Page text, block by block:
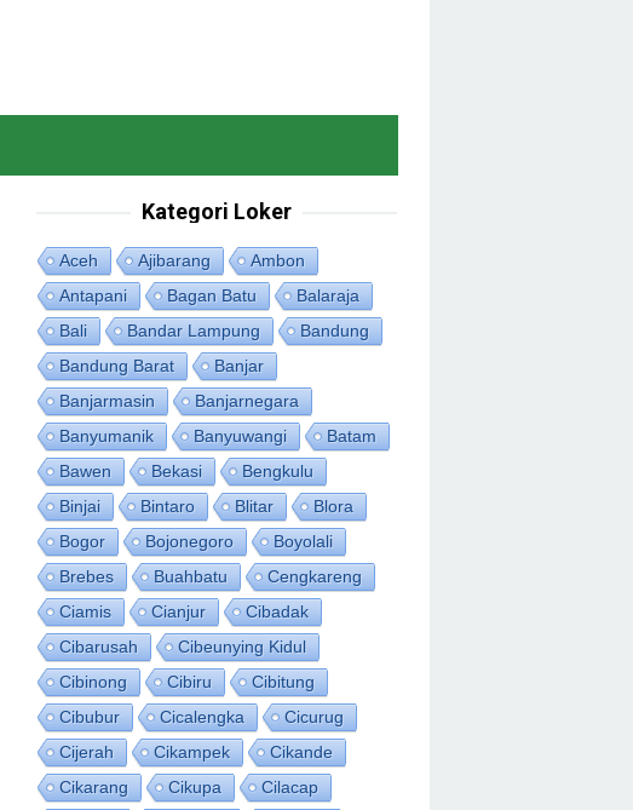
Kategori Loker
Aceh Ajibarang
Ambon
Antapani
Bagan Batu
Balaraja
Bali
Bandar Lampung
Bandung
Bandung Barat
Banjar
Banjarmasin
Banjarnegara
Banyumanik
Banyuwangi
Batam
Bawen
Bekasi
Bengkulu
Binjai
Bintaro Blitar
Blora
Bogor
Bojonegoro
Boyolali
Brebes
Buahbatu
Cengkareng
Ciamis
Cianjur
Cibadak
Cibarusah
Cibeunying Kidul
Cibinong
Cibiru
Cibitung
Cibubur
Cicalengka
Cicurug
Cijerah
Cikampek
Cikande
Cikarang
Cikupa
Cilacap